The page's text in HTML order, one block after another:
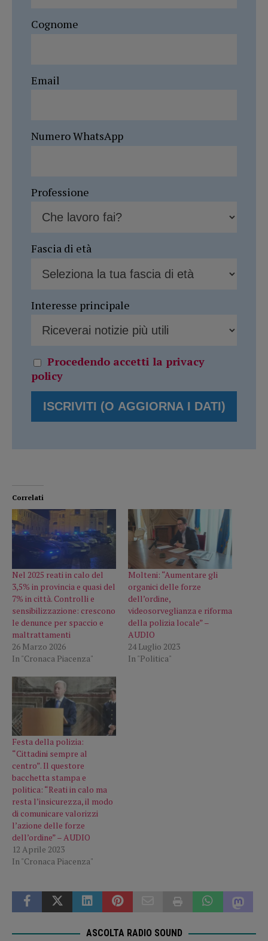
Cognome
Email
Numero WhatsApp
Professione
Fascia di età
Interesse principale
Procedendo accetti la privacy
policy
Correlati
Nel 2025 reati in calo del
3,5% in provincia e quasi del
7% in città. Controlli e
sensibilizzazione: crescono
le denunce per spaccio e
maltrattamenti
26 Marzo 2026
In "Cronaca Piacenza"
Molteni: “Aumentare gli
organici delle forze
dell’ordine,
videosorveglianza e riforma
della polizia locale” –
AUDIO
24 Luglio 2023
In "Politica"
Festa della polizia:
“Cittadini sempre al
centro”. Il questore
bacchetta stampa e
politica: “Reati in calo ma
resta l’insicurezza, il modo
di comunicare valorizzi
l’azione delle forze
dell’ordine” – AUDIO
12 Aprile 2023
In "Cronaca Piacenza"
ASCOLTA RADIO SOUND